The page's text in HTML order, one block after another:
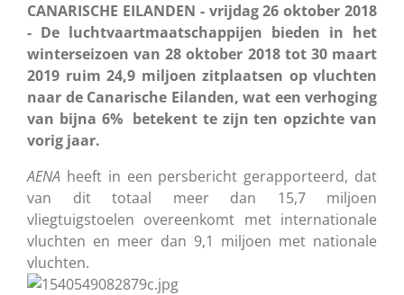
CANARISCHE EILANDEN - vrijdag 26 oktober 2018
- De luchtvaartmaatschappijen bieden in het
winterseizoen van 28 oktober 2018 tot 30 maart
2019 ruim 24,9 miljoen zitplaatsen op vluchten
naar de Canarische Eilanden, wat een verhoging
van bijna 6% betekent te zijn ten opzichte van
vorig jaar.
AENA heeft in een persbericht gerapporteerd, dat
van dit totaal meer dan 15,7 miljoen
vliegtuigstoelen overeenkomt met internationale
vluchten en meer dan 9,1 miljoen met nationale
vluchten.